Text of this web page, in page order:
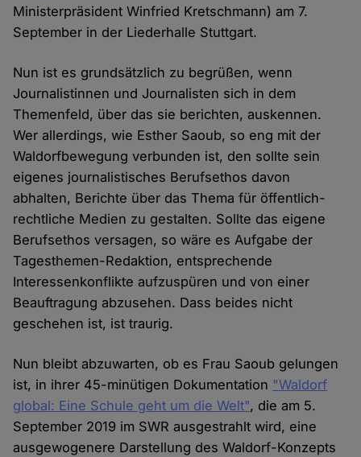
Ministerpräsident Winfried Kretschmann) am 7.
September in der Liederhalle Stuttgart.
Nun ist es grundsätzlich zu begrüßen, wenn
Journalistinnen und Journalisten sich in dem
Themenfeld, über das sie berichten, auskennen.
Wer allerdings, wie Esther Saoub, so eng mit der
Waldorfbewegung verbunden ist, den sollte sein
eigenes journalistisches Berufsethos davon
abhalten, Berichte über das Thema für öffentlich-
rechtliche Medien zu gestalten. Sollte das eigene
Berufsethos versagen, so wäre es Aufgabe der
Tagesthemen-Redaktion, entsprechende
Interessenkonflikte aufzuspüren und von einer
Beauftragung abzusehen. Dass beides nicht
geschehen ist, ist traurig.
Nun bleibt abzuwarten, ob es Frau Saoub gelungen
ist, in ihrer 45-minütigen Dokumentation "Waldorf
global: Eine Schule geht um die Welt", die am 5.
September 2019 im SWR ausgestrahlt wird, eine
ausgewogenere Darstellung des Waldorf-Konzepts